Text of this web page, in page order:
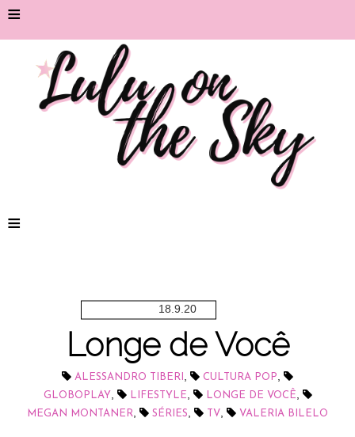
≡
≡
18.9.20
Longe de Você
ALESSANDRO TIBERI , CULTURA POP,
GLOBOPLAY, LIFESTYLE, LONGE DE VOCÊ,
MEGAN MONTANER, SÉRIES, TV, VALERIA BILELO